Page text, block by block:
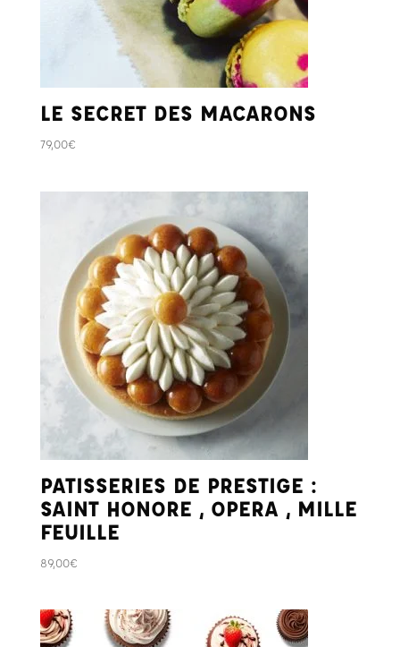
LE SECRET DES MACARONS
79,00€
PATISSERIES DE PRESTIGE :
SAINT HONORE , OPERA , MILLE
FEUILLE
89,00€